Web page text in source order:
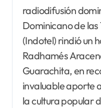
radiodifusión
Dominicano de
(Indotel) rindió un
Radhamés
Guarachita, en
invaluable aporte
la cultura popular